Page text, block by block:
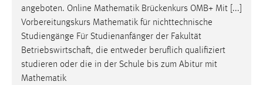
angeboten. Online Mathematik Brückenkurs OMB+ Mit [...]
Vorbereitungskurs Mathematik für nichttechnische
Studiengänge Für Studienanfänger der Fakultät
Betriebswirtschaft, die entweder beruflich qualifiziert
studieren oder die in der Schule bis zum Abitur mit
Mathematik
gespeichert, ob man eingeloggt ist.
Sprachpräferenz
Name:
site-language-preference